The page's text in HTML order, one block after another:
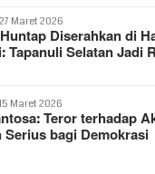
27 Maret 2026
Diserahkan di
Tapanuli Selatan Jadi
15 Maret 2026
Teror terhadap
Serius bagi Demokrasi